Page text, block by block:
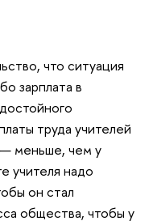
что ситуация
зарплата в
труда учителей
меньше, чем у
учителя надо
он стал
общества, чтобы у